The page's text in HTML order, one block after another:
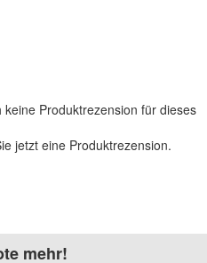
keine Produktrezension für dieses
jetzt eine Produktrezension.
mehr!